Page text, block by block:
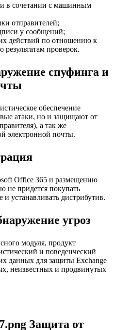
в сочетании с машинным
отправителей;
у сообщений;
действий по отношению к
проверок.
спуфинга и
обеспечение
атаки, но и защищают от
а так же
электронной почты.
Office 365 и размещению
не придется покупать
и устанавливать дистрибутив.
угроз
модуля, продукт
и поведенческий
данных для защиты Exchange
неизвестных и продвинутых
Защита от